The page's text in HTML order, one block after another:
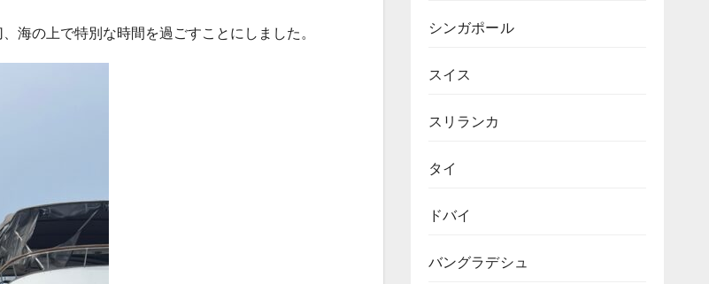
海の上で特別な時間を過ごすことにしました。 シンガポール
スイス
スリランカ
タイ
ドバイ
バングラデシュ